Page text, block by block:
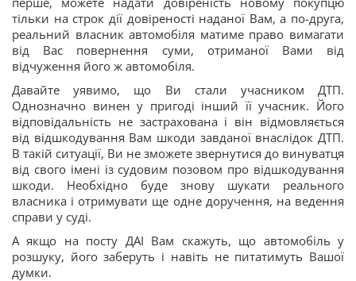
тільки на строк дії довіреності наданої Вам, а по-друга,
реальний власник автомобіля матиме право вимагати
від Вас повернення суми, отриманої Вами від
відчуження його ж автомобіля.
Давайте уявимо, що Ви стали учасником ДТП.
Однозначно винен у пригоді інший її учасник. Його
відповідальність не застрахована і він відмовляється
від відшкодування Вам шкоди завданої внаслідок ДТП.
В такій ситуації, Ви не зможете звернутися до винуватця
від свого імені із судовим позовом про відшкодування
шкоди. Необхідно буде знову шукати реального
власника і отримувати ще одне доручення, на ведення
справи у суді.
А якщо на посту ДАІ Вам скажуть, що автомобіль у
розшуку, його заберуть і навіть не питатимуть Вашої
думки.